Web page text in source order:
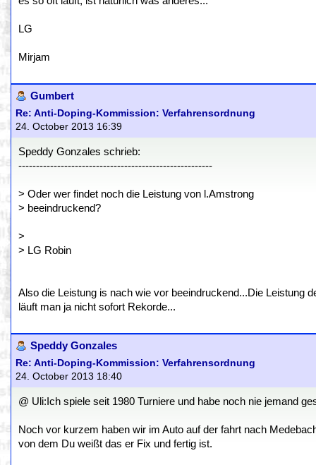
LG
Mirjam
Gumbert
Re: Anti-Doping-Kommission: Verfahrensordnung
24. October 2013 16:39
Speddy Gonzales schrieb:
-------------------------------------------------------
> Oder wer findet noch die Leistung von l.Amstrong
> beeindruckend?
>
> LG Robin
Also die Leistung is nach wie vor beeindruckend...Die Leistung
läuft man ja nicht sofort Rekorde...
Speddy Gonzales
Re: Anti-Doping-Kommission: Verfahrensordnung
24. October 2013 18:40
@ Uli:Ich spiele seit 1980 Turniere und habe noch nie jemand
Noch vor kurzem haben wir im Auto auf der fahrt nach
von dem Du weißt das er Fix und fertig ist.